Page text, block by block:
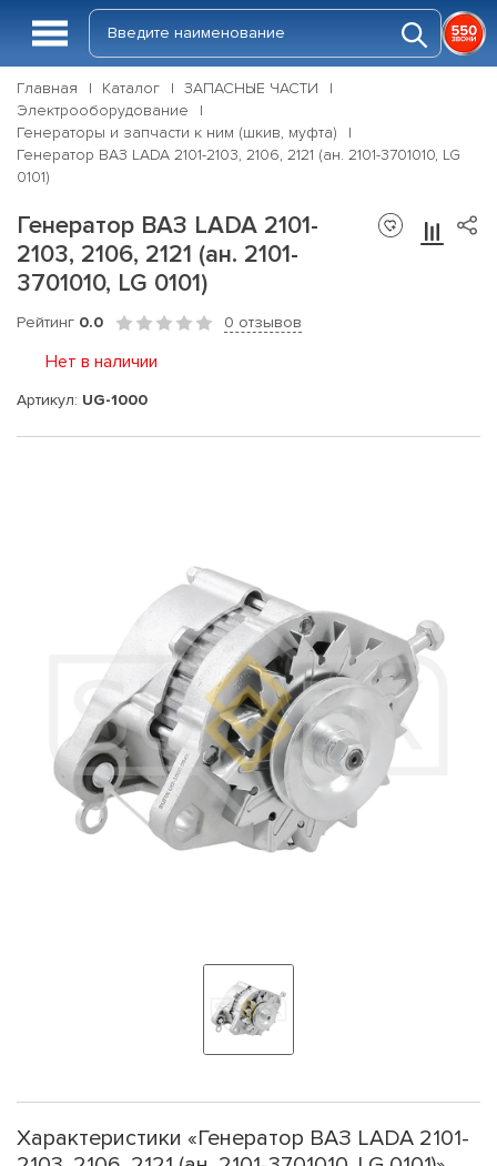
Главная Каталог
ЗАПАСНЫЕ ЧАСТИ
Электрооборудование
Генераторы и запчасти к ним (шкив, муфта)
Генератор ВАЗ LADA 2101-2103, 2106, 2121 (ан. 2101-3701010, LG
0101)
Генератор ВАЗ LADA 2101-
2103, 2106, 2121 (ан. 2101-
3701010, LG 0101)
Рейтинг 0.0 0 отзывов
Нет в наличии
Артикул: UG-1000
Характеристики «Генератор ВАЗ LADA 2101-